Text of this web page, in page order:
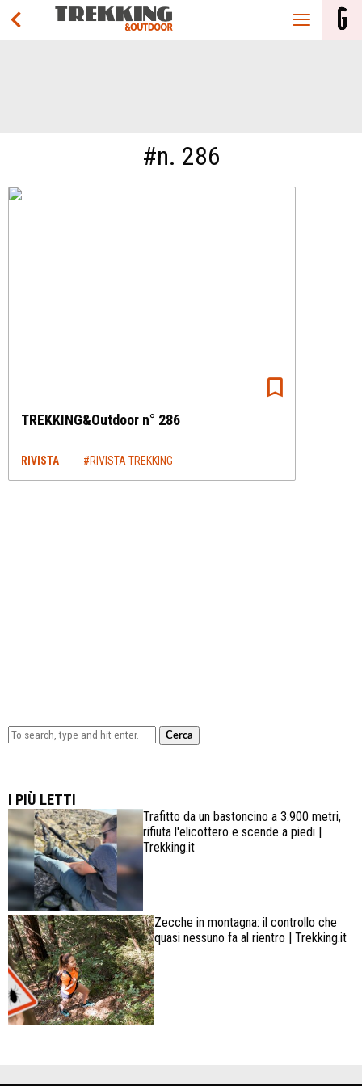
#n. 286
TREKKING&Outdoor n° 286
RIVISTA #RIVISTA TREKKING
Cerca
I PIÙ LETTI
Trafitto da un bastoncino a 3.900 metri,
rifiuta l'elicottero e scende a piedi |
Trekking.it
Zecche in montagna: il controllo che
quasi nessuno fa al rientro | Trekking.it